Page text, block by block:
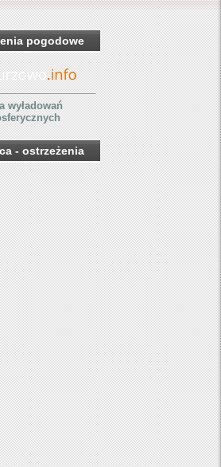
pogodowe
wyładowań
- ostrzeżenia